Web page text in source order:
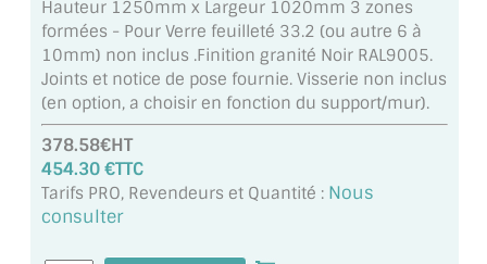
MIROIR DE SALLE DE BAIN
MIROIR PAROI DE DOUCHE
MIROIR POUR SALLE DE SPORT
MIROIR POUR SALLE DE DANSE
MIROIR ENCADRÉ
MIROIR TV
Hauteur 1250mm x Largeur 1020mm 3 zones
formées - Pour Verre feuilleté 33.2 (ou autre 6 à
10mm) non inclus .Finition granité Noir RAL9005.
Joints et notice de pose fournie. Visserie non inclus
(en option, a choisir en fonction du support/mur).
378.58€HT
454.30 €TTC
Tarifs PRO, Revendeurs et Quantité : Nous
consulter